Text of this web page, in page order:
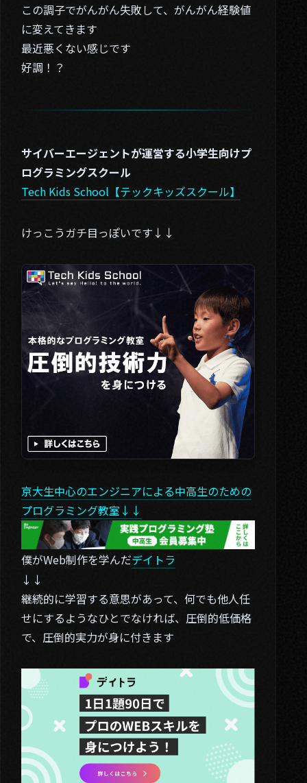
この調子でがんがん失敗して、がんがん経験値
に変えてきます
最近悪くない感じです
好調！？
サイバーエージェントが運営する小学生向けプ
ログラミングスクール
Tech Kids School【テックキッズスクール】
けっこうガチ目っぽいです↓↓
京大生中心のエンジニアによる中高生のための
プログラミング教室↓↓
僕がWeb制作を学んだデイトラ
↓↓
継続的に学習する意思があって、何でも他人任
せにするようなひとでなければ、圧倒的低価格
で、圧倒的実力が身に付きます